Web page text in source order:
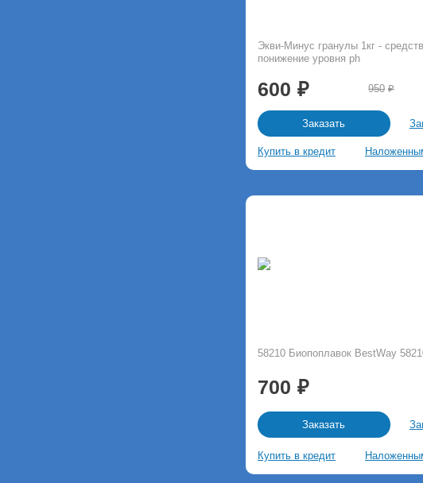
Экви-Минус гранулы 1кг -
понижение уровня ph
600 950
Заказать
Купить в кредит
58210 Биопоплавок BestWay
700
Заказать
Купить в кредит